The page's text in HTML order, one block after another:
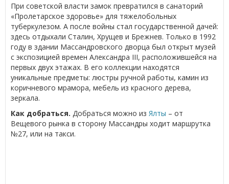
При советской власти замок превратился в санаторий
«Пролетарское здоровье» для тяжелобольных
туберкулезом. А после войны стал государственной дачей:
здесь отдыхали Сталин, Хрущев и Брежнев. Только в 1992
году в здании Массандровского дворца был открыт музей
с экспозицией времен Александра III, расположившейся на
первых двух этажах. В его коллекции находятся
уникальные предметы: люстры ручной работы, камин из
коричневого мрамора, мебель из красного дерева,
зеркала.
Как добраться. Добраться можно из Ялты – от
Вещевого рынка в сторону Массандры ходит маршрутка
№27, или на такси.